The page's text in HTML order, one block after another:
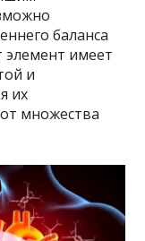
баланса
элемент имеет
и
их
множества